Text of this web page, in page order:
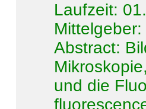
Laufzeit:
Abstract:
und die